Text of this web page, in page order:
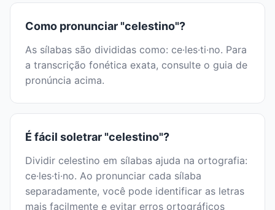
Como pronunciar "celestino"?
As sílabas são divididas como: ce·les·ti·no. Para
a transcrição fonética exata, consulte o guia de
pronúncia acima.
É fácil soletrar "celestino"?
Dividir celestino em sílabas ajuda na ortografia:
ce·les·ti·no. Ao pronunciar cada sílaba
separadamente, você pode identificar as letras
mais facilmente e evitar erros ortográficos